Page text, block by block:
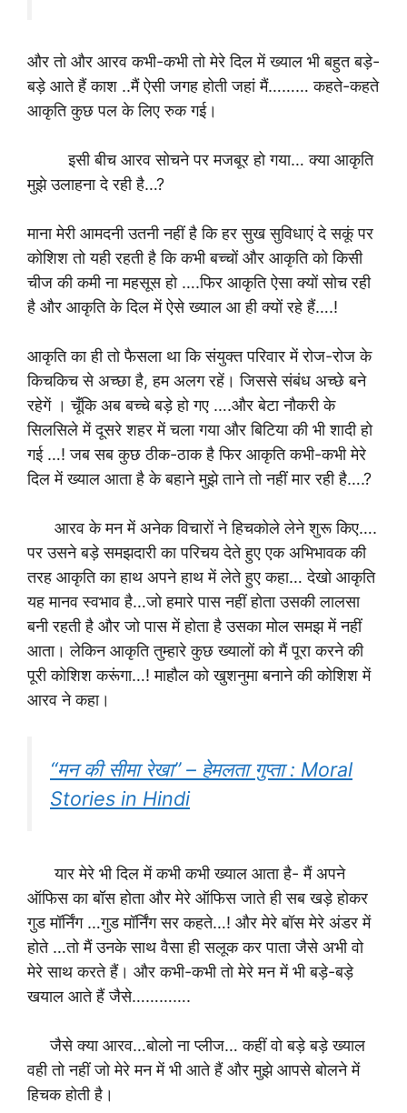
और तो और आरव कभी-कभी तो मेरे दिल में ख्याल भी बहुत बड़े-
बड़े आते हैं काश ..मैं ऐसी जगह होती जहां मैं……… कहते-कहते
आकृति कुछ पल के लिए रुक गई।
इसी बीच आरव सोचने पर मजबूर हो गया… क्या आकृति
मुझे उलाहना दे रही है…?
माना मेरी आमदनी उतनी नहीं है कि हर सुख सुविधाएं दे सकूं पर
कोशिश तो यही रहती है कि कभी बच्चों और आकृति को किसी
चीज की कमी ना महसूस हो ….फिर आकृति ऐसा क्यों सोच रही
है और आकृति के दिल में ऐसे ख्याल आ ही क्यों रहे हैं….!
आकृति का ही तो फैसला था कि संयुक्त परिवार में रोज-रोज के
किचकिच से अच्छा है, हम अलग रहें। जिससे संबंध अच्छे बने
रहेगें । चूँकि अब बच्चे बड़े हो गए ….और बेटा नौकरी के
सिलसिले में दूसरे शहर में चला गया और बिटिया की भी शादी हो
गई …! जब सब कुछ ठीक-ठाक है फिर आकृति कभी-कभी मेरे
दिल में ख्याल आता है के बहाने मुझे ताने तो नहीं मार रही है….?
आरव के मन में अनेक विचारों ने हिचकोले लेने शुरू किए….
पर उसने बड़े समझदारी का परिचय देते हुए एक अभिभावक की
तरह आकृति का हाथ अपने हाथ में लेते हुए कहा… देखो आकृति
यह मानव स्वभाव है…जो हमारे पास नहीं होता उसकी लालसा
बनी रहती है और जो पास में होता है उसका मोल समझ में नहीं
आता। लेकिन आकृति तुम्हारे कुछ ख्यालों को मैं पूरा करने की
पूरी कोशिश करूंगा…! माहौल को खुशनुमा बनाने की कोशिश में
आरव ने कहा।
“मन की सीमा रेखा” – हेमलता गुप्ता : Moral
Stories in Hindi
यार मेरे भी दिल में कभी कभी ख्याल आता है- मैं अपने
ऑफिस का बॉस होता और मेरे ऑफिस जाते ही सब खड़े होकर
गुड मॉर्निंग …गुड मॉर्निंग सर कहते…! और मेरे बॉस मेरे अंडर में
होते …तो मैं उनके साथ वैसा ही सलूक कर पाता जैसे अभी वो
मेरे साथ करते हैं। और कभी-कभी तो मेरे मन में भी बड़े-बड़े
खयाल आते हैं जैसे………….
जैसे क्या आरव…बोलो ना प्लीज… कहीं वो बड़े बड़े ख्याल
वही तो नहीं जो मेरे मन में भी आते हैं और मुझे आपसे बोलने में
हिचक होती है।